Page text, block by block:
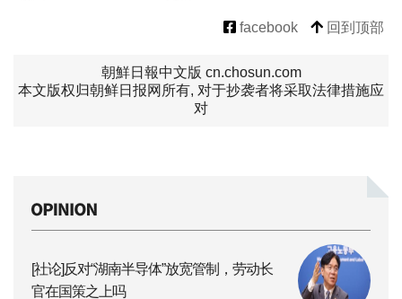
facebook 回到顶部
朝鮮日報中文版 cn.chosun.com
本文版权归朝鲜日报网所有, 对于抄袭者将采取法律措施应
对
[社论]反对“湖南半导体”放宽管制，劳动长
官在国策之上吗